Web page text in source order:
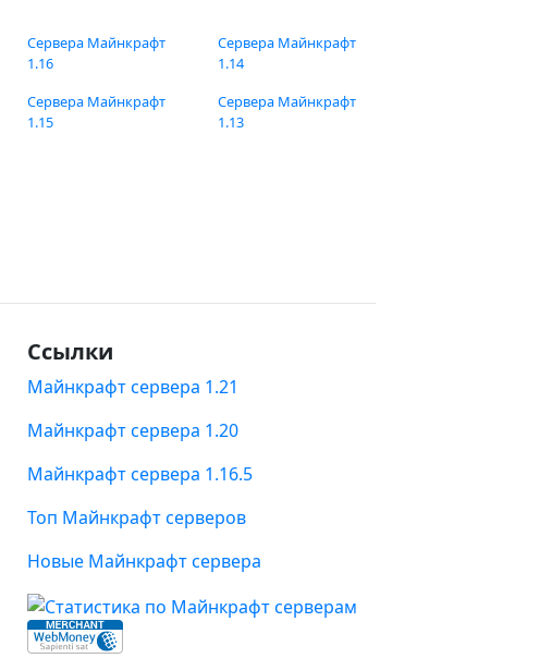
Сервера Майнкрафт
1.16
Сервера Майнкрафт
1.15
Сервера Майнкрафт
1.14
Сервера Майнкрафт
1.13
Ссылки
Майнкрафт сервера 1.21
Майнкрафт сервера 1.20
Майнкрафт сервера 1.16.5
Топ Майнкрафт серверов
Новые Майнкрафт сервера